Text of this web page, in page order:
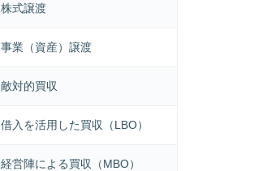
株式譲渡
事業（資産）譲渡
敵対的買収
借入を活用した買収（LBO）
経営陣による買収（MBO）